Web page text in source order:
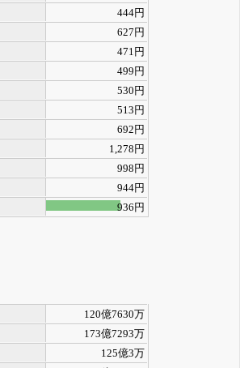
444円
627円
471円
499円
530円
513円
692円
1,278円
998円
944円
936円
120億7630万
173億7293万
125億3万